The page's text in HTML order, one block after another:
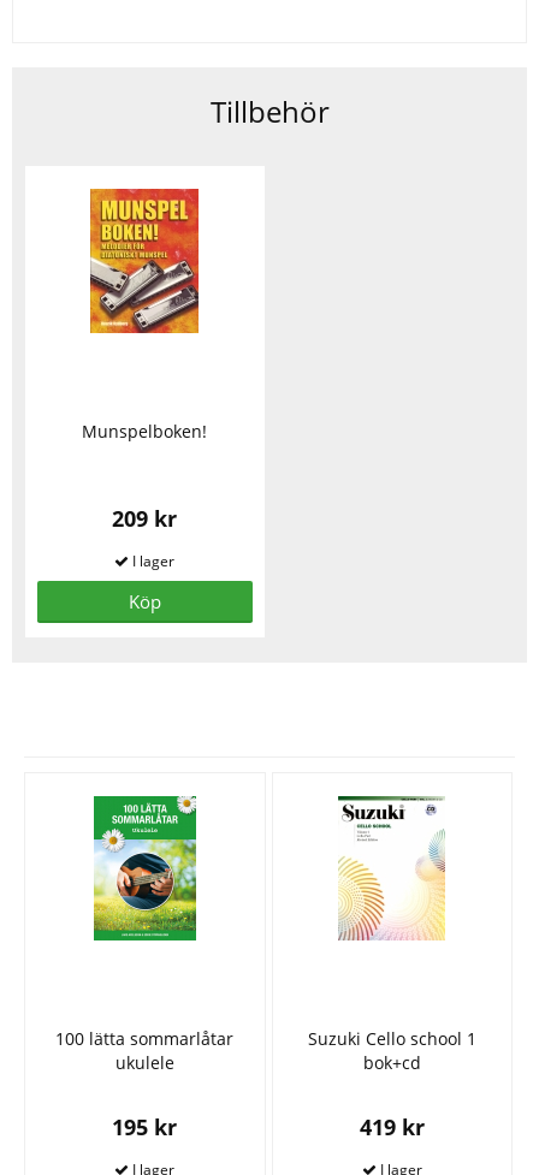
Tillbehör
Munspelboken!
209 kr
Köp
100 lätta sommarlåtar
ukulele
195 kr
Suzuki Cello school 1
bok+cd
419 kr